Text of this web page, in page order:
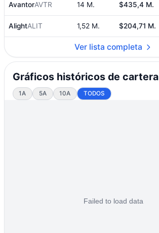
AvantorAVTR 14 M. $435,4 M.
AlightALIT 1,52 M. $204,71 M.
Ver lista completa
Gráficos históricos de cartera
1A 5A 10A TODOS